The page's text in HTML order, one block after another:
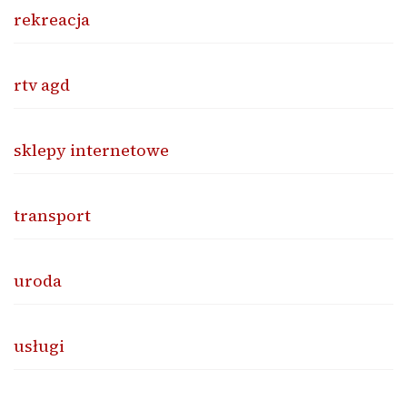
rekreacja
rtv agd
sklepy internetowe
transport
uroda
usługi